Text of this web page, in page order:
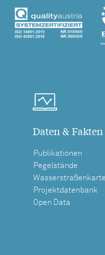
Daten & Fakten
Publikationen
Pegelstände
Projektdatenbank
Open Data